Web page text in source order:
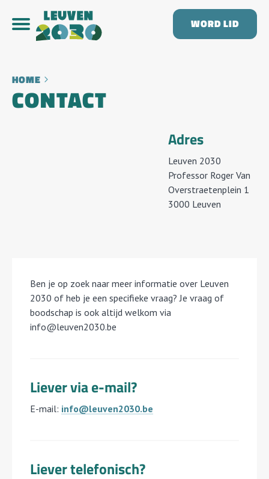
WORD LID
HOME
CONTACT
Adres
Leuven 2030
Professor Roger Van
Overstraetenplein 1
3000 Leuven
Ben je op zoek naar meer informatie over Leuven
2030 of heb je een specifieke vraag? Je vraag of
boodschap is ook altijd welkom via
info@leuven2030.be
Liever via e-mail?
E-mail: info@leuven2030.be
Liever telefonisch?